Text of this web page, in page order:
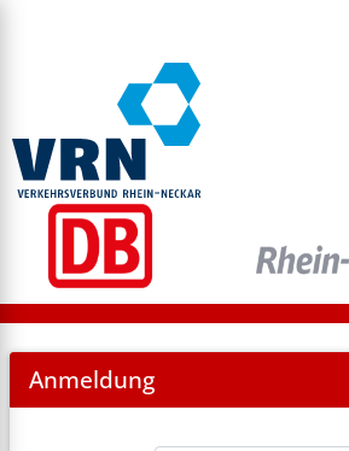
Login
Anmeldung